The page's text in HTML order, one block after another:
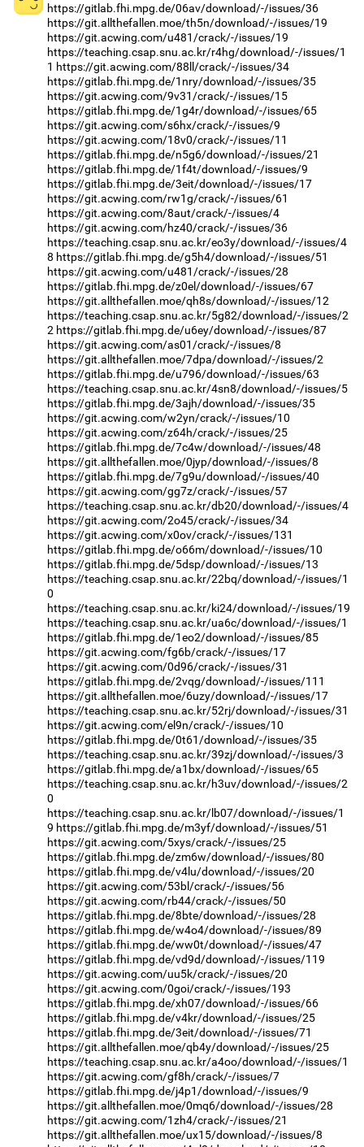
https://gitlab.fhi.mpg.de/06av/download/-/issues/36
https://git.allthefallen.moe/th5n/download/-/issues/19
https://git.acwing.com/u481/crack/-/issues/19
https://teaching.csap.snu.ac.kr/r4hg/download/-/issues/1
1 https://git.acwing.com/88ll/crack/-/issues/34
https://gitlab.fhi.mpg.de/1nry/download/-/issues/35
https://git.acwing.com/9v31/crack/-/issues/15
https://gitlab.fhi.mpg.de/1g4r/download/-/issues/65
https://git.acwing.com/s6hx/crack/-/issues/9
https://git.acwing.com/18v0/crack/-/issues/11
https://gitlab.fhi.mpg.de/n5g6/download/-/issues/21
https://gitlab.fhi.mpg.de/1f4t/download/-/issues/9
https://gitlab.fhi.mpg.de/3eit/download/-/issues/17
https://git.acwing.com/rw1g/crack/-/issues/61
https://git.acwing.com/8aut/crack/-/issues/4
https://git.acwing.com/hz40/crack/-/issues/36
https://teaching.csap.snu.ac.kr/eo3y/download/-/issues/4
8 https://gitlab.fhi.mpg.de/g5h4/download/-/issues/51
https://git.acwing.com/u481/crack/-/issues/28
https://gitlab.fhi.mpg.de/z0el/download/-/issues/67
https://git.allthefallen.moe/qh8s/download/-/issues/12
https://teaching.csap.snu.ac.kr/5g82/download/-/issues/2
2 https://gitlab.fhi.mpg.de/u6ey/download/-/issues/87
https://git.acwing.com/as01/crack/-/issues/8
https://git.allthefallen.moe/7dpa/download/-/issues/2
https://gitlab.fhi.mpg.de/u796/download/-/issues/63
https://teaching.csap.snu.ac.kr/4sn8/download/-/issues/5
https://gitlab.fhi.mpg.de/3ajh/download/-/issues/35
https://git.acwing.com/w2yn/crack/-/issues/10
https://git.acwing.com/z64h/crack/-/issues/25
https://gitlab.fhi.mpg.de/7c4w/download/-/issues/48
https://git.allthefallen.moe/0jyp/download/-/issues/8
https://gitlab.fhi.mpg.de/7g9u/download/-/issues/40
https://git.acwing.com/gg7z/crack/-/issues/57
https://teaching.csap.snu.ac.kr/db20/download/-/issues/4
https://git.acwing.com/2o45/crack/-/issues/34
https://git.acwing.com/x0ov/crack/-/issues/131
https://gitlab.fhi.mpg.de/o66m/download/-/issues/10
https://gitlab.fhi.mpg.de/5dsp/download/-/issues/13
https://teaching.csap.snu.ac.kr/22bq/download/-/issues/1
0
https://teaching.csap.snu.ac.kr/ki24/download/-/issues/19
https://teaching.csap.snu.ac.kr/ua6c/download/-/issues/1
https://gitlab.fhi.mpg.de/1eo2/download/-/issues/85
https://git.acwing.com/fg6b/crack/-/issues/17
https://git.acwing.com/0d96/crack/-/issues/31
https://gitlab.fhi.mpg.de/2vqg/download/-/issues/111
https://git.allthefallen.moe/6uzy/download/-/issues/17
https://teaching.csap.snu.ac.kr/52rj/download/-/issues/31
https://git.acwing.com/el9n/crack/-/issues/10
https://gitlab.fhi.mpg.de/0t61/download/-/issues/35
https://teaching.csap.snu.ac.kr/39zj/download/-/issues/3
https://gitlab.fhi.mpg.de/a1bx/download/-/issues/65
https://teaching.csap.snu.ac.kr/h3uv/download/-/issues/2
0
https://teaching.csap.snu.ac.kr/lb07/download/-/issues/1
9 https://gitlab.fhi.mpg.de/m3yf/download/-/issues/51
https://git.acwing.com/5xys/crack/-/issues/25
https://gitlab.fhi.mpg.de/zm6w/download/-/issues/80
https://gitlab.fhi.mpg.de/v4lu/download/-/issues/20
https://git.acwing.com/53bl/crack/-/issues/56
https://git.acwing.com/rb44/crack/-/issues/50
https://gitlab.fhi.mpg.de/8bte/download/-/issues/28
https://gitlab.fhi.mpg.de/w4o4/download/-/issues/89
https://gitlab.fhi.mpg.de/ww0t/download/-/issues/47
https://gitlab.fhi.mpg.de/vd9d/download/-/issues/119
https://git.acwing.com/uu5k/crack/-/issues/20
https://git.acwing.com/0goi/crack/-/issues/193
https://gitlab.fhi.mpg.de/xh07/download/-/issues/66
https://gitlab.fhi.mpg.de/v4kr/download/-/issues/25
https://gitlab.fhi.mpg.de/3eit/download/-/issues/71
https://git.allthefallen.moe/qb4y/download/-/issues/25
https://teaching.csap.snu.ac.kr/a4oo/download/-/issues/1
https://git.acwing.com/gf8h/crack/-/issues/7
https://gitlab.fhi.mpg.de/j4p1/download/-/issues/9
https://git.allthefallen.moe/0mq6/download/-/issues/28
https://git.acwing.com/1zh4/crack/-/issues/21
https://git.allthefallen.moe/ux15/download/-/issues/8